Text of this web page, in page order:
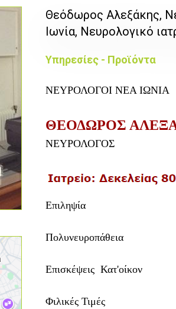
Θεόδωρος Αλεξάκης,
Ιωνία, Νευρολογικό
Υπηρεσίες - Προϊόντα
ΝΕΥΡΟΛΟΓΟΙ ΝΕΑ ΙΩΝΙΑ
ΘΕΟΔΩΡΟΣ
ΝΕΥΡΟΛΟΓΟΣ
Επιληψία
Πολυνευροπάθεια
Επισκέψεις Κατ'οίκον
Φιλικές Τιμές